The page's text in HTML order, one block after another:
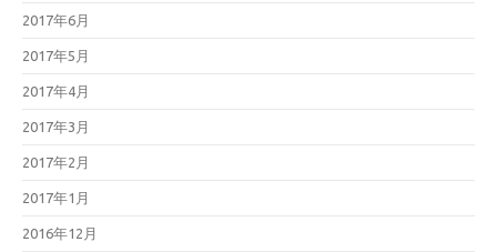
2017年6月
2017年5月
2017年4月
2017年3月
2017年2月
2017年1月
2016年12月